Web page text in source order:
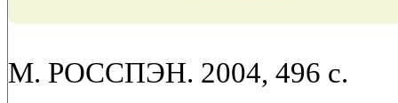
М. РОССПЭН. 2004, 496 с.